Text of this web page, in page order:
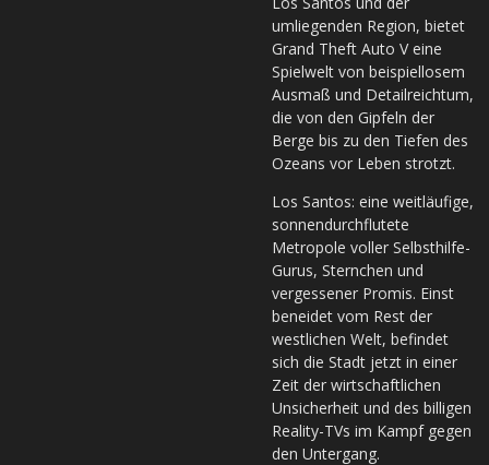
umliegenden Region, bietet
Grand Theft Auto V eine
Spielwelt von beispiellosem
Ausmaß und Detailreichtum,
die von den Gipfeln der
Berge bis zu den Tiefen des
Ozeans vor Leben strotzt.
Los Santos: eine weitläufige,
sonnendurchflutete
Metropole voller Selbsthilfe-
Gurus, Sternchen und
vergessener Promis. Einst
beneidet vom Rest der
westlichen Welt, befindet
sich die Stadt jetzt in einer
Zeit der wirtschaftlichen
Unsicherheit und des billigen
Reality-TVs im Kampf gegen
den Untergang.